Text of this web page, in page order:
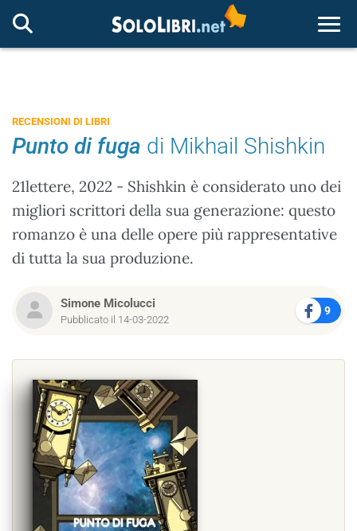
RECENSIONI DI LIBRI
Punto di fuga di Mikhail Shishkin
21lettere, 2022 - Shishkin è considerato uno dei
migliori scrittori della sua generazione: questo
romanzo è una delle opere più rappresentative
di tutta la sua produzione.
Simone Micolucci
Pubblicato il 14-03-2022
9